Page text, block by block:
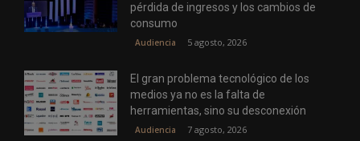
pérdida de ingresos y los cambios de
consumo
Audiencia 5 agosto, 2026
El gran problema tecnológico de los
medios ya no es la falta de
herramientas, sino su desconexión
Audiencia 7 agosto, 2026